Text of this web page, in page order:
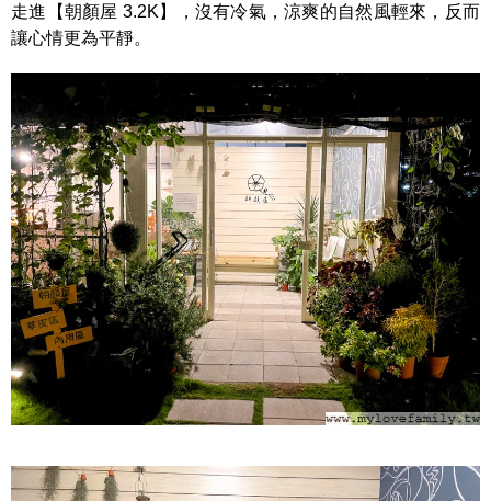
走進【朝顏屋 3.2K】，沒有冷氣，涼爽的自然風輕來，反而
讓心情更為平靜。